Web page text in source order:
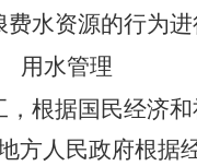
水资源的行为进
用水管理
根据国民经济
方人民政府根据